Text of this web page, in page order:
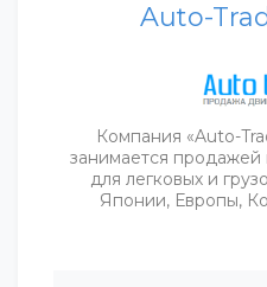
Auto-
Компания «Auto-
занимается продажей
для легковых и
Японии, Европы,